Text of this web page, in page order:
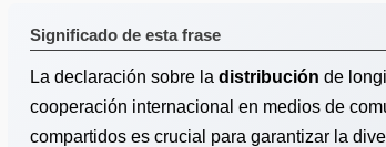
Significado de esta frase
La declaración sobre la distribución de
cooperación internacional en medios de
compartidos es crucial para garantizar la